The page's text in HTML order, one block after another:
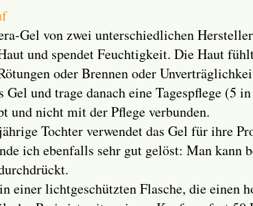
Gel von zwei unterschiedlichen
und spendet Feuchtigkeit. Die Haut
oder Brennen oder
Gel und trage danach eine Tagespflege (5
und nicht mit der Pflege verbunden.
Tochter verwendet das Gel für ihre
ich ebenfalls sehr gut gelöst: Man kann
einer lichtgeschützten Flasche, die einen